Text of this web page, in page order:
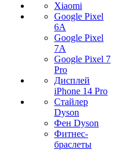
Xiaomi
Google Pixel
6A
Google Pixel
7А
Google Pixel 7
Pro
Дисплей
iPhone 14 Pro
Стайлер
Dyson
Фен Dyson
Фитнес-
браслеты